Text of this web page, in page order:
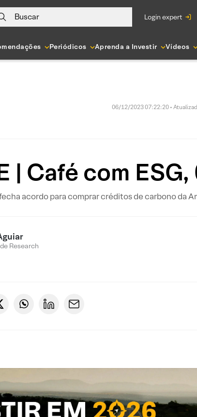
Buscar login expert
Periódicos Aprenda a Investir Vídeos
06/12/2023 07:22:20 •
| Café com
acordo para comprar créditos de carbono da
Research